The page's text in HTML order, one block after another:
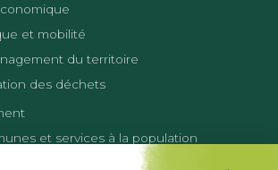
et mobilité
du territoire
des déchets
et services à la population